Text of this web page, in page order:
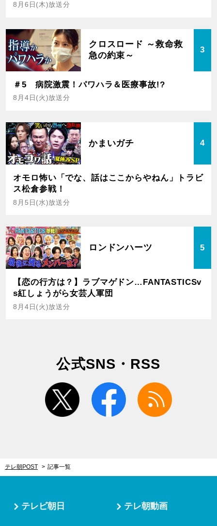
8月6日(木)放送分
クロスロード ～救命救
急の約束～
3
＃5 病院激震！パワハラ＆医療事故!?
8月4日(火)放送分
かまいガチ 4
オモロ怖い「でな、話はここからやねん」トラビ
ス松倉参戦！
8月5日(水)放送分
ロンドンハーツ 5
【恋の行方は？】ラブマゲドン…FANTASTICSv
s紅しょうがら女芸人軍団
8月4日(火)放送分
公式SNS・RSS
twitter facebook
テレ朝POST 記事一覧
テレビ朝日 テレ朝動画